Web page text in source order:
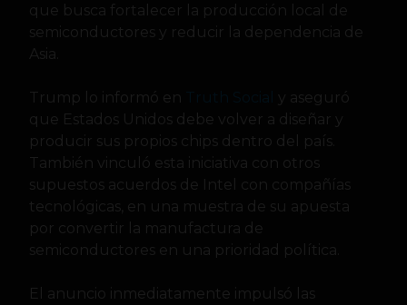
que busca fortalecer la producción local de
semiconductores y reducir la dependencia de
Asia.
Trump lo informó en
y aseguró
que Estados Unidos debe volver a diseñar y
producir sus propios chips dentro del país.
También vinculó esta iniciativa con otros
supuestos acuerdos de Intel con compañías
tecnológicas, en una muestra de su apuesta
por convertir la manufactura de
semiconductores en una prioridad política.
El anuncio inmediatamente impulsó las